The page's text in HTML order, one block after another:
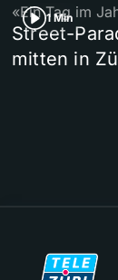
1 Min
«Ein Tag im
Street-
mitten in